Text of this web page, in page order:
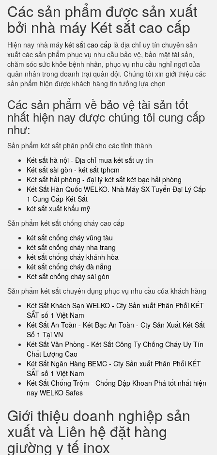
Các sản phẩm được sản xuất
bởi nhà máy Két sắt cao cấp
Hiện nay nhà máy két sắt cao cấp là địa chỉ uy tín chuyên sản
xuất các sản phẩm phục vụ nhu cầu bảo vệ, bảo mật tài sản,
chăm sóc sức khỏe bệnh nhân, phục vụ nhu cầu nghỉ ngơi của
quân nhân trong doanh trại quân đội. Chúng tôi xin giới thiệu các
sản phẩm hiện được khách hàng tin tưởng lựa chọn
Các sản phẩm về bảo vệ tài sản tốt
nhất hiện nay được chúng tôi cung cấp
như:
Sản phẩm két sắt phân phối cho các tỉnh thành
Két sắt hà nội - Địa chỉ mua két sắt uy tín
Két sắt sài gòn - két sắt tphcm
Két sắt hải phòng - đại lý két sắt két bạc hải phòng
Két Sắt Hàn Quốc WELKO. Nhà Máy SX Tuyển Đại Lý Cấp
1 Cung Cấp Két Sắt
két sắt xuất khẩu mỹ
Sản phẩm két sắt chống cháy cao cấp
két sắt chống cháy vũng tàu
két sắt chống cháy nha trang
két sắt chống cháy khánh hòa
két sắt chống cháy đà nẵng
Két sắt chống cháy sài gòn
Sản phẩm két sắt chuyên dụng phục vụ nhu cầu của khách hàng
Két Sắt Khách Sạn WELKO - Cty Sản xuất Phân Phối KÉT
SẮT số 1 Việt Nam
Két Sắt An Toàn - Két Bạc An Toàn - Cty Sản Xuất Két Sắt
Số 1 Tại VN
Két Sắt Văn Phòng - Két Sắt Công Ty Chống Cháy Uy Tín
Chất Lượng Cao
Két Sắt Ngân Hàng BEMC - Cty Sản xuất Phân Phối KÉT
SẮT số 1 Việt Nam
Két Sắt Chống Trộm - Chống Đập Khoan Phá tốt nhất hiện
nay WELKO Safes
Giới thiệu doanh nghiệp sản
xuất và Liên hệ đặt hàng
giường y tế inox